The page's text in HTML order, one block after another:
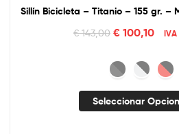
Sillín Bicicleta – Titanio – 155 gr. –
€143,00 € 100,10
Seleccionar